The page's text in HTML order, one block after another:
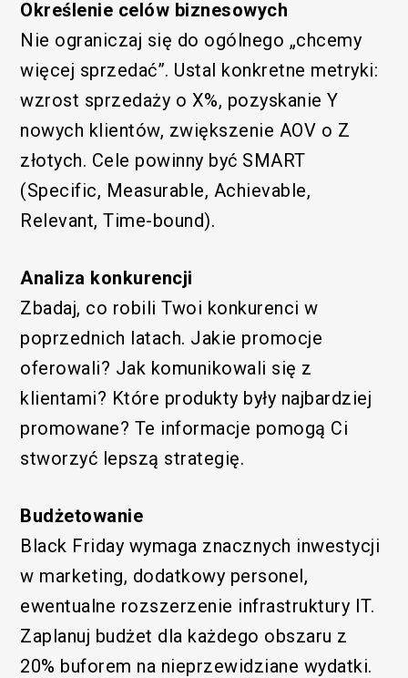
Określenie celów biznesowych
Nie ograniczaj się do ogólnego „chcemy
więcej sprzedać”. Ustal konkretne metryki:
wzrost sprzedaży o X%, pozyskanie Y
nowych klientów, zwiększenie AOV o Z
złotych. Cele powinny być SMART
(Specific, Measurable, Achievable,
Relevant, Time-bound).
Analiza konkurencji
Zbadaj, co robili Twoi konkurenci w
poprzednich latach. Jakie promocje
oferowali? Jak komunikowali się z
klientami? Które produkty były najbardziej
promowane? Te informacje pomogą Ci
stworzyć lepszą strategię.
Budżetowanie
Black Friday wymaga znacznych inwestycji
w marketing, dodatkowy personel,
ewentualne rozszerzenie infrastruktury IT.
Zaplanuj budżet dla każdego obszaru z
20% buforem na nieprzewidziane wydatki.